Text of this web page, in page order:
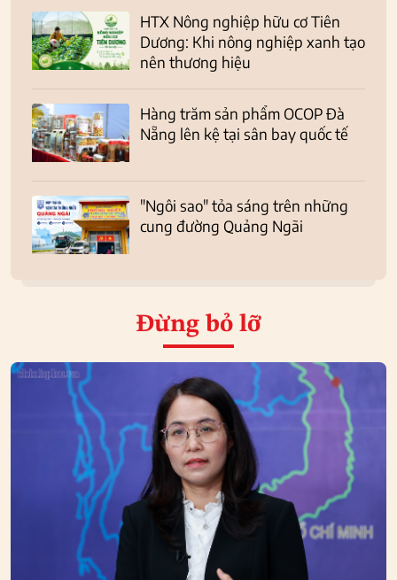
HTX Nông nghiệp hữu cơ Tiên
Dương: Khi nông nghiệp xanh tạo
nên thương hiệu
Hàng trăm sản phẩm OCOP Đà
Nẵng lên kệ tại sân bay quốc tế
"Ngôi sao" tỏa sáng trên những
cung đường Quảng Ngãi
Đừng bỏ lỡ